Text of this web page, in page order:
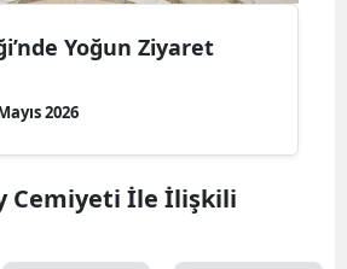
Yoğun Ziyaret
2026
Cemiyeti İle İlişkili